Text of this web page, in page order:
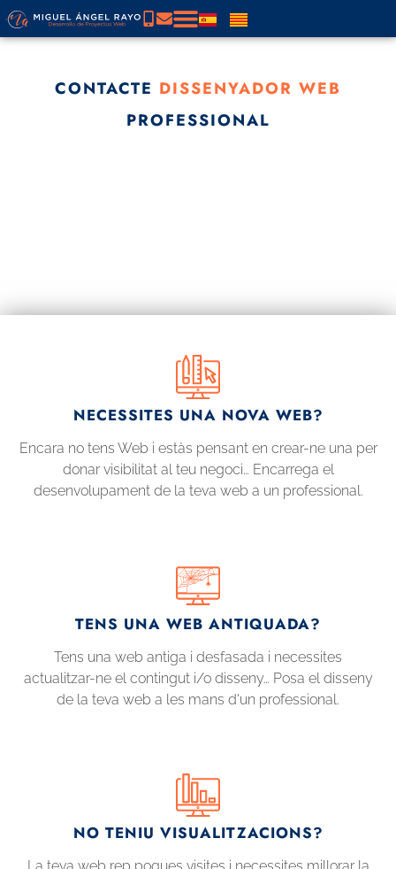
CONTACTE DISSENYADOR WEB
PROFESSIONAL
NECESSITES UNA NOVA WEB?
Encara no tens Web i estàs pensant en crear-ne una per
donar visibilitat al teu negoci… Encarrega el
desenvolupament de la teva web a un professional.
TENS UNA WEB ANTIQUADA?
Tens una web antiga i desfasada i necessites
actualitzar-ne el contingut i/o disseny… Posa el disseny
de la teva web a les mans d'un professional.
NO TENIU VISUALITZACIONS?